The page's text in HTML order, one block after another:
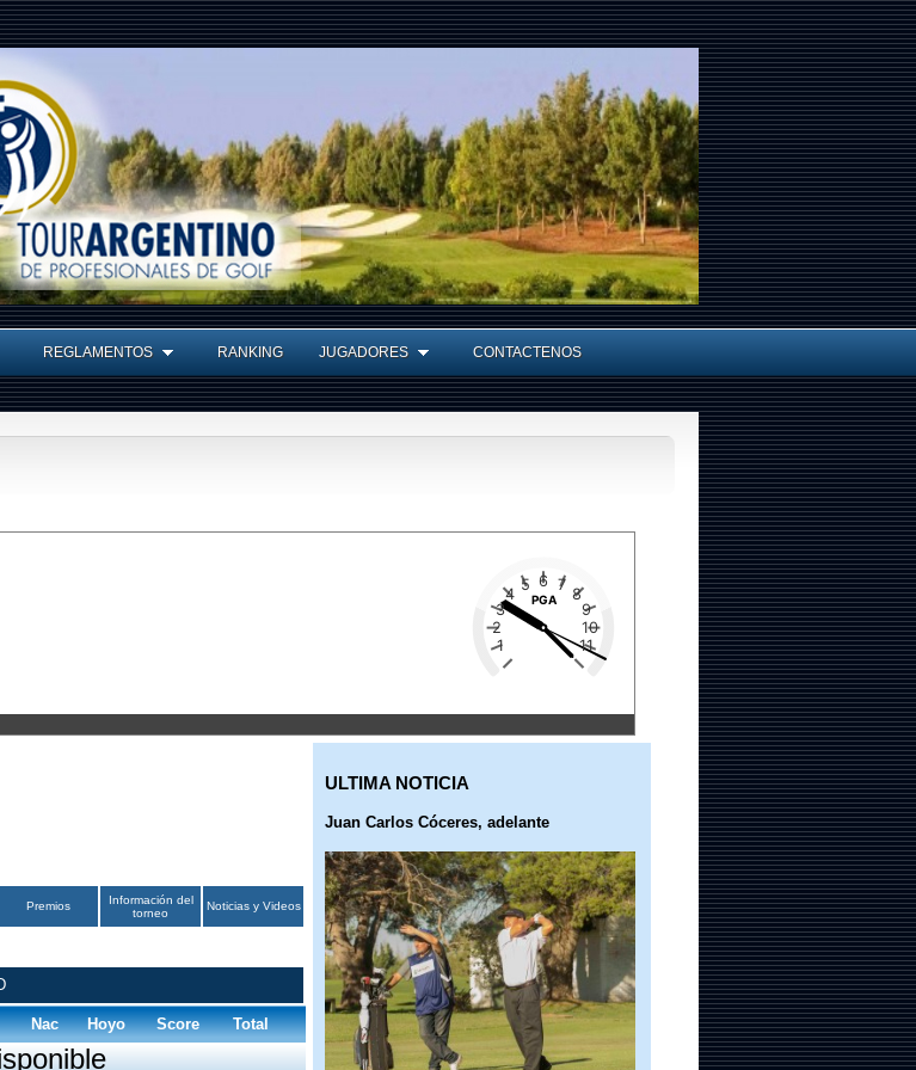
REGLAMENTOS RANKING JUGADORES CONTACTENOS